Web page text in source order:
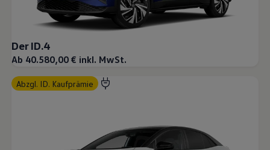
Der ID.4
Ab 40.580,00 € inkl. MwSt.
abzgl. ID. Kaufprämie